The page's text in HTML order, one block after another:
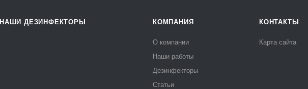
НАШИ ДЕЗИНФЕКТОРЫ КОМПАНИЯ
О компании
Наши работы
Дезинфекторы
Статьи
КОНТАКТЫ
Карта сайта